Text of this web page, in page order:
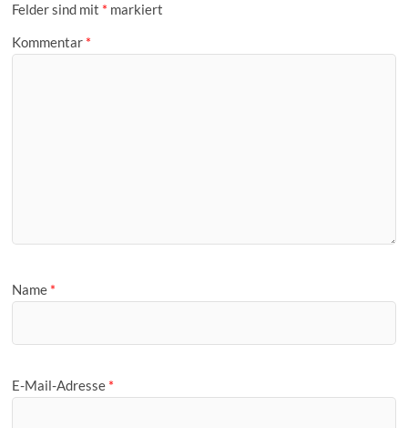
Felder sind mit * markiert
Kommentar *
Name *
E-Mail-Adresse *